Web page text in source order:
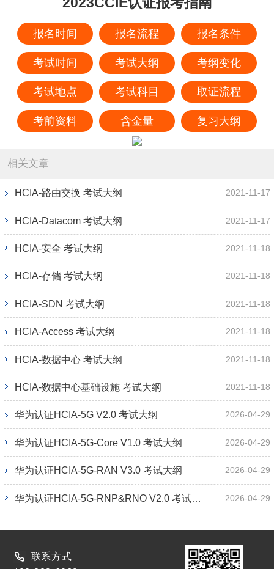
报名时间 报名流程 报名条件
考试时间 考试大纲 考纲变化
考试地点 考试科目 取证流程
考前资料 含金量 复习大纲
相关文章
HCIA-路由交换 考试大纲 2021-11-17
HCIA-Datacom 考试大纲 2021-11-17
HCIA-安全 考试大纲 2021-11-18
HCIA-存储 考试大纲 2021-11-18
HCIA-SDN 考试大纲 2021-11-18
HCIA-Access 考试大纲 2021-11-18
HCIA-数据中心 考试大纲 2021-11-18
HCIA-数据中心基础设施 考试大纲 2021-11-18
华为认证HCIA-5G V2.0 考试大纲 2026-04-29
华为认证HCIA-5G-Core V1.0 考试大纲 2026-04-29
华为认证HCIA-5G-RAN V3.0 考试大纲 2026-04-29
华为认证HCIA-5G-RNP&RNO V2.0 考试大纲 2026-04-29
联系方式